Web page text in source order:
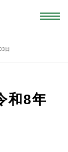
日
和8年